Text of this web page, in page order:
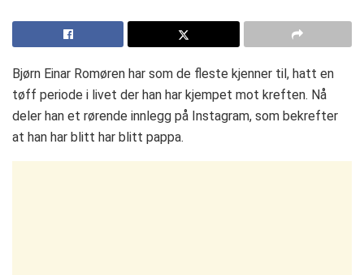
Bjørn Einar Romøren har som de fleste kjenner til, hatt en
tøff periode i livet der han har kjempet mot kreften. Nå
deler han et rørende innlegg på Instagram, som bekrefter
at han har blitt har blitt pappa.